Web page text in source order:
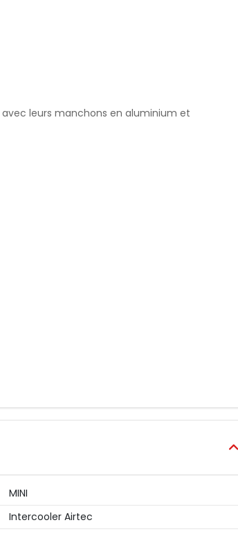
leurs manchons en aluminium et
MINI
Intercooler Airtec